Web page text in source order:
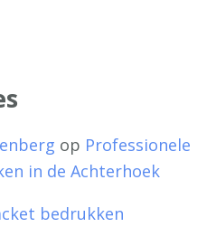
op Professionele
in de Achterhoek
bedrukken